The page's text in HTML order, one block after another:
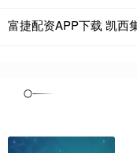
富捷配资APP下载 凯西